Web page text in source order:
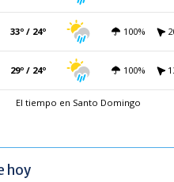
33º / 24º 100%
29º / 24º 100%
El tiempo en Santo Domingo
hoy